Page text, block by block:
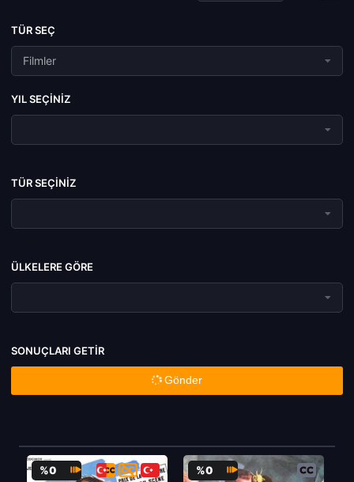
TÜR SEÇ
Filmler
YIL SEÇINIZ
TÜR SEÇINIZ
ÜLKELERE GÖRE
SONUÇLARI GETIR
Gönder
%0 %0